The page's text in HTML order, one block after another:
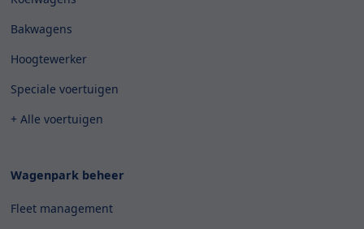
Bakwagens
Hoogtewerker
Speciale voertuigen
+ Alle voertuigen
Wagenpark beheer
Fleet management